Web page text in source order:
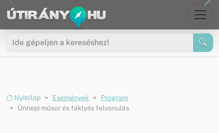
Ugrás a menüre
Ugrás a tartalomra
Nyitólap Események
Program
Ünnepi műsor és fáklyás felvonulás